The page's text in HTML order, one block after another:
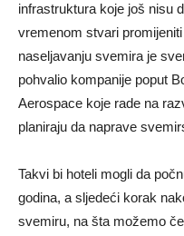
infrastruktura koje još nisu
vremenom stvari
naseljavanju svemira je
pohvalio kompanije poput
Aerospace koje rade na
planiraju da naprave
Takvi bi hoteli mogli da
godina, a sljedeći korak
svemiru, na šta možemo